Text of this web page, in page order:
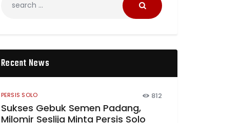
Recent News
PERSIS SOLO 812
Sukses Gebuk Semen Padang,
Milomir Seslija Minta Persis Solo